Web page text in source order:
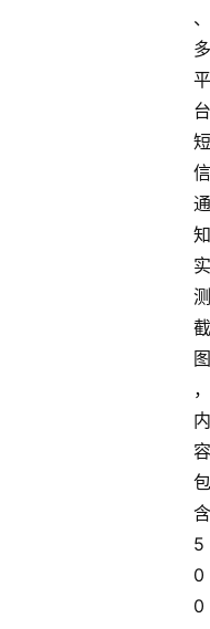
、
多
平
台
短
信
通
知
实
测
截
图
，
内
容
包
含
5
0
0